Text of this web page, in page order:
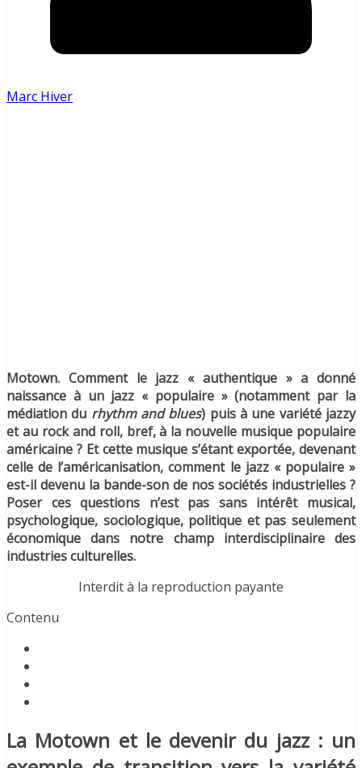
Marc Hiver
Motown. Comment le jazz « authentique » a donné
naissance à un jazz « populaire » (notamment par la
médiation du rhythm and blues) puis à une variété jazzy
et au rock and roll, bref, à la nouvelle musique populaire
américaine ? Et cette musique s’étant exportée, devenant
celle de l’américanisation, comment le jazz « populaire »
est-il devenu la bande-son de nos sociétés industrielles ?
Poser ces questions n’est pas sans intérêt musical,
psychologique, sociologique, politique et pas seulement
économique dans notre champ interdisciplinaire des
industries culturelles.
Interdit à la reproduction payante
Contenu
La Motown et le devenir du jazz : un